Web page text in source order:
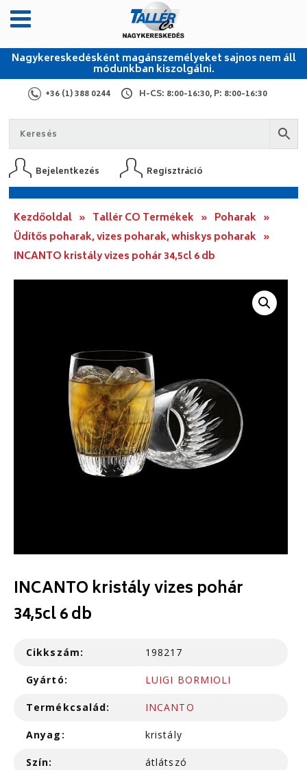
Nagykereskedésként magánszemélyeket sajnos nem áll
módunkban kiszolgálni.
+36 (1) 388 0244 H-CS: 8:00-16:30, P: 8:00-16:30
Bejelentkezés Regisztráció
Kezdőoldal » Tallér CO Termékek » Poharak »
Üdítős poharak, vizes poharak, whiskys poharak »
INCANTO kristály vizes pohár 34,5cl 6 db
INCANTO kristály vizes pohár
34,5cl 6 db
Cikkszám: 198217
Gyártó: LUIGI BORMIOLI
Termékcsalád: INCANTO
Anyag: kristály
Szín: átlátszó